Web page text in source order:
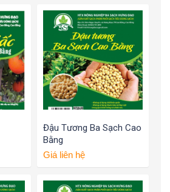
Đậu Tương Ba Sạch Cao
Bằng
Giá liên hệ